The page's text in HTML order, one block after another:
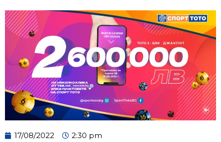
17/08/2022 2:30 pm